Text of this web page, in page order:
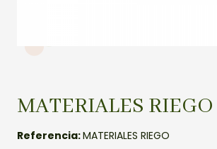
MATERIALES RIEGO
Referencia:MATERIALES RIEGO